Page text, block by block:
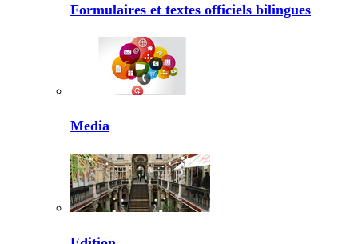
Formulaires et textes officiels bilingues
Media